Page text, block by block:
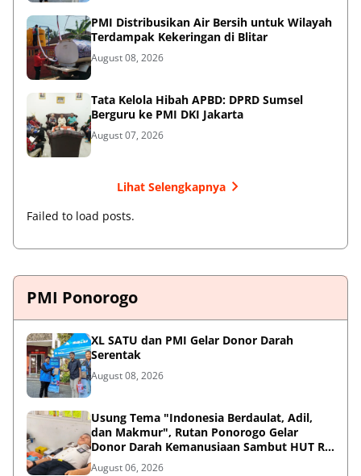
PMI Distribusikan Air Bersih untuk Wilayah
Terdampak Kekeringan di Blitar
August 08, 2026
Tata Kelola Hibah APBD: DPRD Sumsel
Berguru ke PMI DKI Jakarta
August 07, 2026
Lihat Selengkapnya
Failed to load posts.
PMI Ponorogo
XL SATU dan PMI Gelar Donor Darah
Serentak
August 08, 2026
Usung Tema "Indonesia Berdaulat, Adil,
dan Makmur", Rutan Ponorogo Gelar
Donor Darah Kemanusiaan Sambut HUT RI
ke-81
August 06, 2026